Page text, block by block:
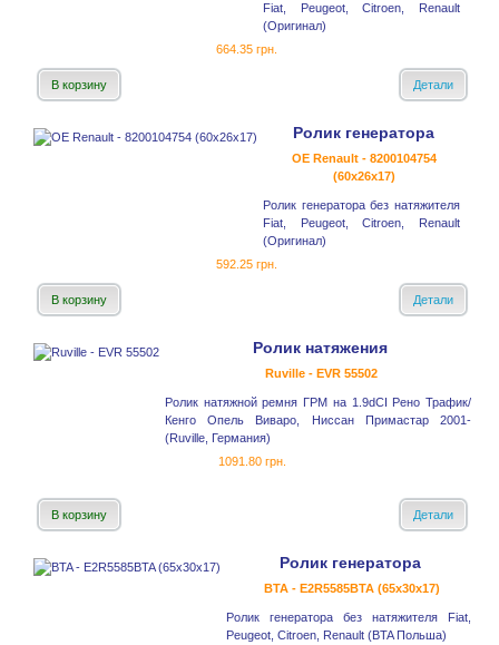
Fiat, Peugeot, Citroen, Renault
(Оригинал)
664.35 грн.
В корзину Детали
Ролик генератора
OE Renault - 8200104754
(60x26x17)
Ролик генератора без натяжителя
Fiat, Peugeot, Citroen, Renault
(Оригинал)
592.25 грн.
В корзину Детали
Ролик натяжения
Ruville - EVR 55502
Ролик натяжной ремня ГРМ на 1.9dCI Рено Трафик/
Кенго Опель Виваро, Ниссан Примастар 2001-
(Ruville, Германия)
1091.80 грн.
В корзину Детали
Ролик генератора
BTA - E2R5585BTA (65x30x17)
Ролик генератора без натяжителя Fiat,
Peugeot, Citroen, Renault (BTA Польша)